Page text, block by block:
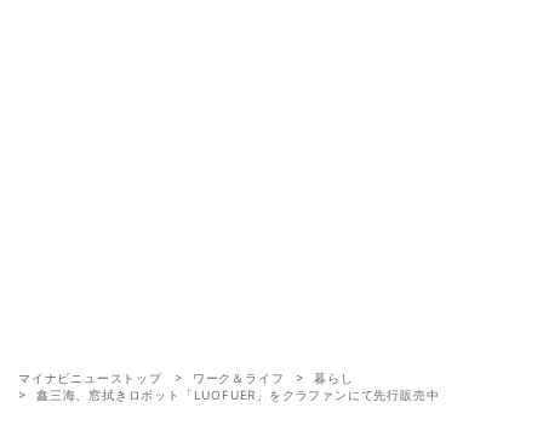
マイナビニューストップ ワーク＆ライフ
暮らし
鑫三海、窓拭きロボット「LUOFUER」をクラファンにて先行販売中